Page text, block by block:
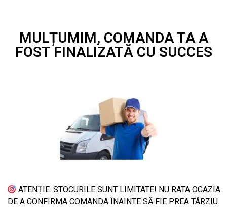
MULȚUMIM, COMANDA TA A
FOST FINALIZATĂ CU SUCCES
ATENȚIE: STOCURILE SUNT LIMITATE! NU RATA OCAZIA
DE A CONFIRMA COMANDA ÎNAINTE SĂ FIE PREA TÂRZIU.